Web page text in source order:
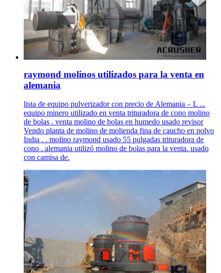
raymond molinos utilizados para la venta en
alemania
lista de equipo pulverizador con precio de Alemania – L ...
equipo minero utilizado en venta trituradora de cono molino
de bolas . venta molino de bolas en humedo usado revisor
Vendo planta de molino de molienda fina de caucho en polvo
India . . molino raymond usado 55 pulgadas trituradora de
cono . alemania utilizó molino de bolas para la venta. usado
con camisa de.